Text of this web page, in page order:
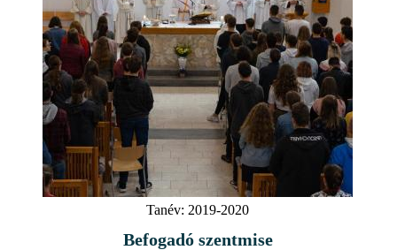
Tanév: 2019-2020
Befogadó szentmise